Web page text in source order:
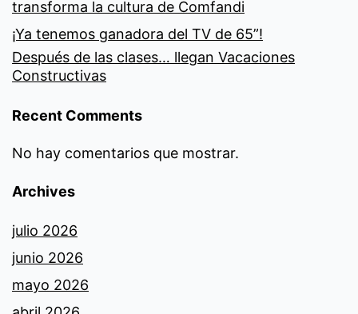
transforma la cultura de Comfandi
¡Ya tenemos ganadora del TV de 65”!
Después de las clases… llegan Vacaciones
Constructivas
Recent Comments
No hay comentarios que mostrar.
Archives
julio 2026
junio 2026
mayo 2026